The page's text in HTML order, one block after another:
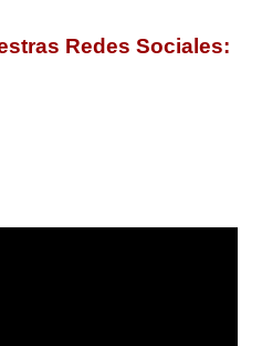
Redes Sociales: